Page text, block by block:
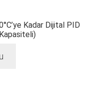
Kadar Dijital PID